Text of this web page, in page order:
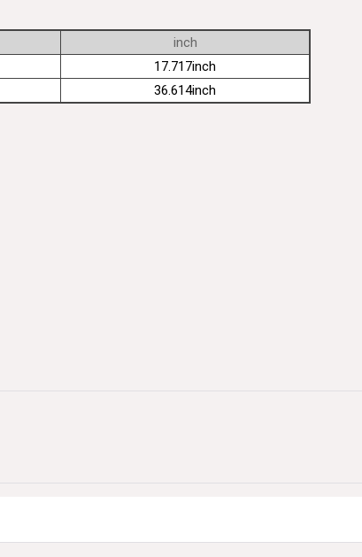
inch
17.717inch
36.614inch